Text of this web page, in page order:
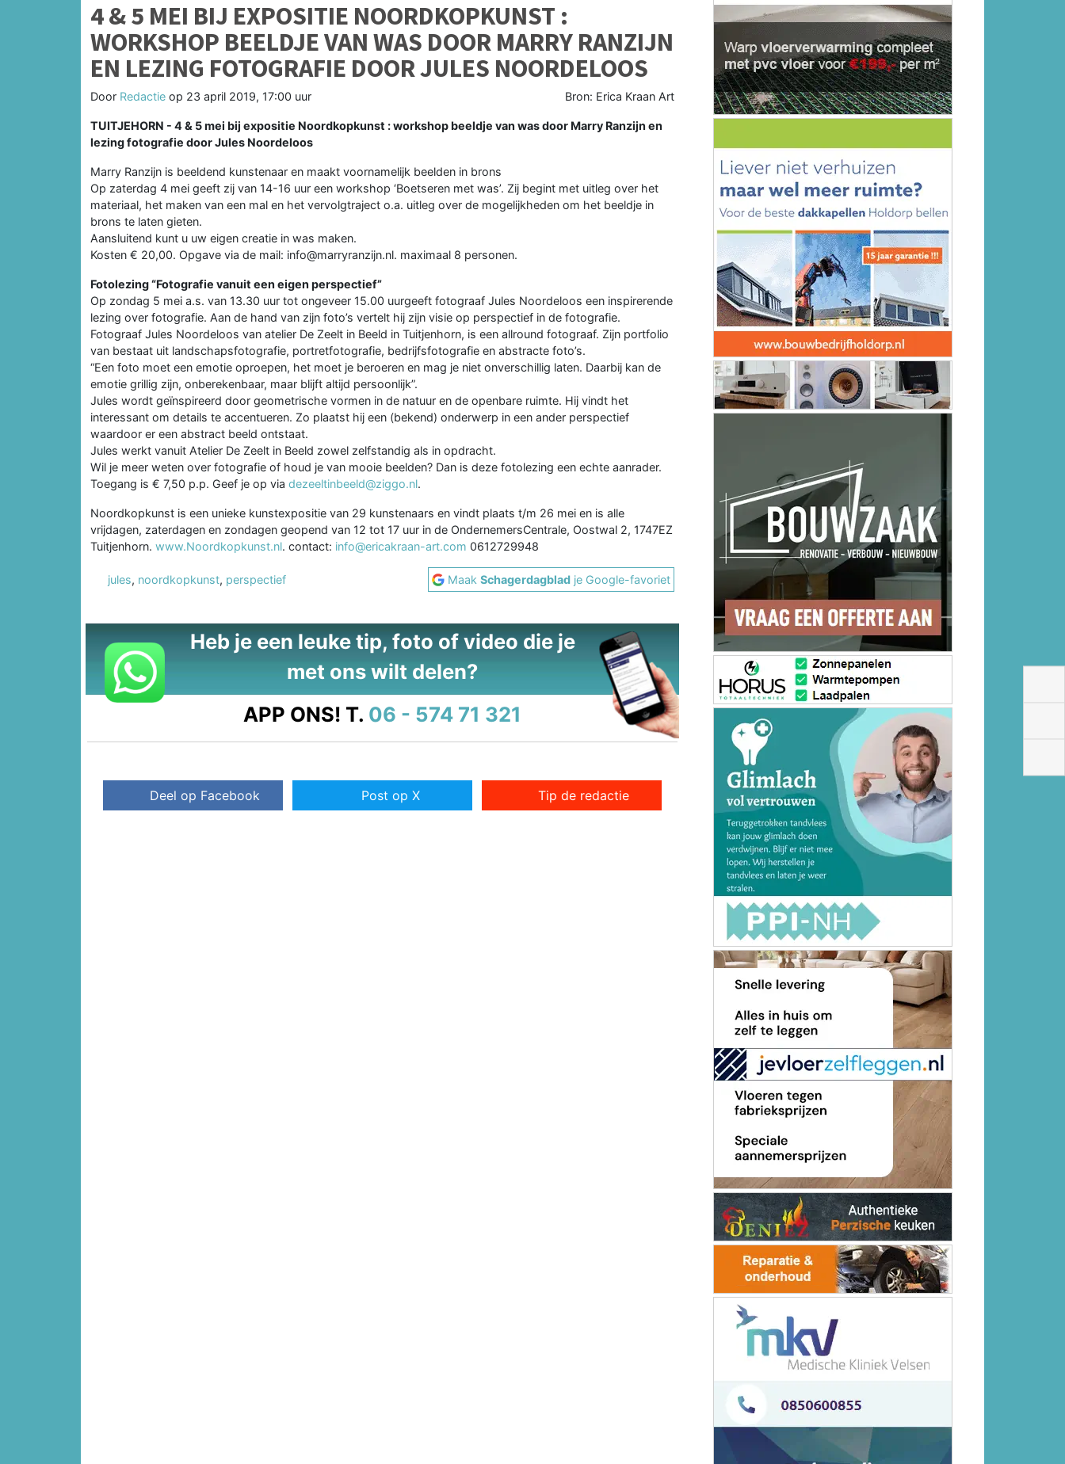
4 & 5 MEI BIJ EXPOSITIE NOORDKOPKUNST :
WORKSHOP BEELDJE VAN WAS DOOR MARRY RANZIJN
EN LEZING FOTOGRAFIE DOOR JULES NOORDELOOS
Door Redactie op 23 april 2019, 17:00 uur Bron: Erica Kraan Art
TUITJEHORN - 4 & 5 mei bij expositie Noordkopkunst : workshop beeldje van was door Marry Ranzijn en
lezing fotografie door Jules Noordeloos
Marry Ranzijn is beeldend kunstenaar en maakt voornamelijk beelden in brons
Op zaterdag 4 mei geeft zij van 14-16 uur een workshop ‘Boetseren met was’. Zij begint met uitleg over het
materiaal, het maken van een mal en het vervolgtraject o.a. uitleg over de mogelijkheden om het beeldje in
brons te laten gieten.
Aansluitend kunt u uw eigen creatie in was maken.
Kosten € 20,00. Opgave via de mail: info@marryranzijn.nl. maximaal 8 personen.
Fotolezing “Fotografie vanuit een eigen perspectief”
Op zondag 5 mei a.s. van 13.30 uur tot ongeveer 15.00 uurgeeft fotograaf Jules Noordeloos een inspirerende
lezing over fotografie. Aan de hand van zijn foto’s vertelt hij zijn visie op perspectief in de fotografie.
Fotograaf Jules Noordeloos van atelier De Zeelt in Beeld in Tuitjenhorn, is een allround fotograaf. Zijn portfolio
van bestaat uit landschapsfotografie, portretfotografie, bedrijfsfotografie en abstracte foto’s.
“Een foto moet een emotie oproepen, het moet je beroeren en mag je niet onverschillig laten. Daarbij kan de
emotie grillig zijn, onberekenbaar, maar blijft altijd persoonlijk”.
Jules wordt geïnspireerd door geometrische vormen in de natuur en de openbare ruimte. Hij vindt het
interessant om details te accentueren. Zo plaatst hij een (bekend) onderwerp in een ander perspectief
waardoor er een abstract beeld ontstaat.
Jules werkt vanuit Atelier De Zeelt in Beeld zowel zelfstandig als in opdracht.
Wil je meer weten over fotografie of houd je van mooie beelden? Dan is deze fotolezing een echte aanrader.
Toegang is € 7,50 p.p. Geef je op via dezeeltinbeeld@ziggo.nl.
Noordkopkunst is een unieke kunstexpositie van 29 kunstenaars en vindt plaats t/m 26 mei en is alle
vrijdagen, zaterdagen en zondagen geopend van 12 tot 17 uur in de OndernemersCentrale, Oostwal 2, 1747EZ
Tuitjenhorn. www.Noordkopkunst.nl. contact: info@ericakraan-art.com 0612729948
jules, noordkopkunst, perspectief MaakSchagerdagblad je Google-favoriet
Heb je een leuke tip, foto of video die je
met ons wilt delen?
APP ONS! T. 06 - 574 71 321
Deel op Facebook Post op X Tip de redactie